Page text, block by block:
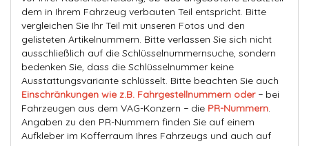
dem in Ihrem Fahrzeug verbauten Teil entspricht. Bitte
vergleichen Sie Ihr Teil mit unseren Fotos und den
gelisteten Artikelnummern. Bitte verlassen Sie sich nicht
ausschließlich auf die Schlüsselnummernsuche, sondern
bedenken Sie, dass die Schlüsselnummer keine
Ausstattungsvariante schlüsselt. Bitte beachten Sie auch
Einschränkungen wie z.B. Fahrgestellnummern oder− bei
Fahrzeugen aus dem VAG-Konzern − die PR-Nummern
Angaben zu den PR-Nummern finden Sie auf einem
Aufkleber im Kofferraum Ihres Fahrzeugs und auch auf